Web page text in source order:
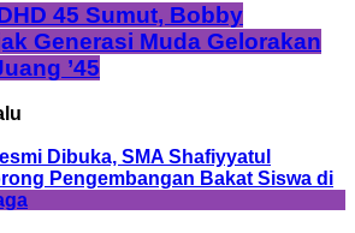
45 Sumut, Bobby
Generasi Muda Gelorakan
’45